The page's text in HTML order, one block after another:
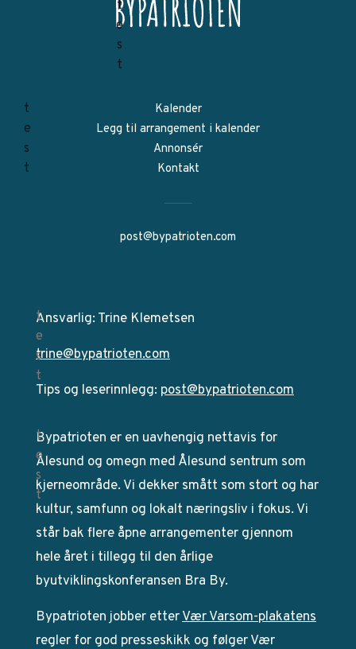
Kalender
Legg til arrangement i kalender
Annonsér
Kontakt
post@bypatrioten.com
Ansvarlig: Trine Klemetsen
trine@bypatrioten.com
Tips og leserinnlegg: post@bypatrioten.com
Bypatrioten er en uavhengig nettavis for
Ålesund og omegn med Ålesund sentrum som
kjerneområde. Vi dekker smått som stort og har
kultur, samfunn og lokalt næringsliv i fokus. Vi
står bak flere åpne arrangementer gjennom
hele året i tillegg til den årlige
byutviklingskonferansen Bra By.
Bypatrioten jobber etterVær Varsom-plakatens
regler for god presseskikk og følger Vær